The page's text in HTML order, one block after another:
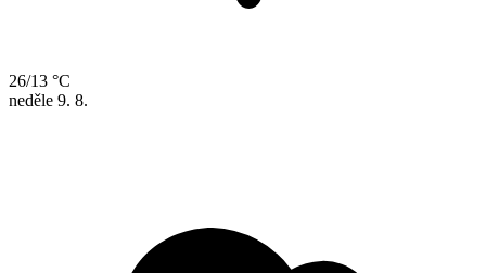
26/13 °C
neděle 9. 8.